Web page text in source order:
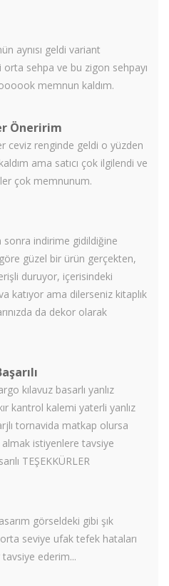
aynısı geldi variant
sehpa ve bu zigon sehpayı
memnun kaldım.
Öneririm
ceviz renginde geldi o yüzden
ama satıcı çok ilgilendi ve
çok memnunum.
sonra indirime gidildiğine
güzel bir ürün gerçekten,
duruyor, içerisindeki
katıyor ama dilerseniz kitaplık
da dekor olarak
kılavuz basarlı yanlız
kantrol kalemi yaterli yanlız
tornavida matkap olursa
istiyenlere tavsiye
TEŞEKKÜRLER
görseldeki gibi şık
seviye ufak tefek hataları
ederim...